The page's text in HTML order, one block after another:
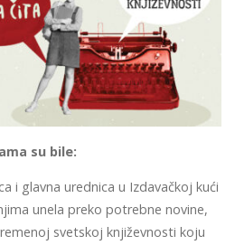
su bile:
i glavna urednica u Izdavačkoj kući
unela preko potrebne novine,
svetskoj književnosti koju